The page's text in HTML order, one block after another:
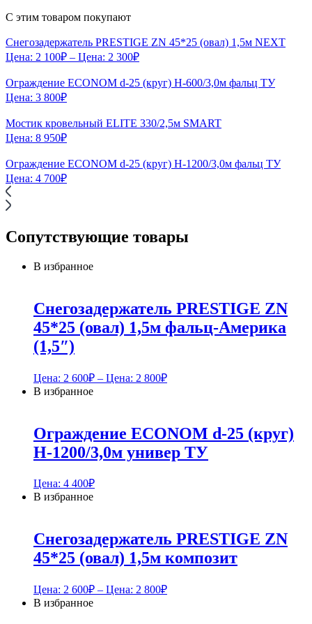
С этим товаром покупают
Снегозадержатель PRESTIGE ZN 45*25 (овал) 1,5м NEXT
Цена: 2 100₽ – Цена: 2 300₽
Ограждение ECONOM d-25 (круг) H-600/3,0м фальц ТУ
Цена: 3 800₽
Мостик кровельный ELITE 330/2,5м SMART
Цена: 8 950₽
Ограждение ECONOM d-25 (круг) H-1200/3,0м фальц ТУ
Цена: 4 700₽
Сопутствующие товары
В избранное
Снегозадержатель PRESTIGE ZN
45*25 (овал) 1,5м фальц-Америка
(1,5″)
Цена: 2 600₽ – Цена: 2 800₽
В избранное
Ограждение ECONOM d-25 (круг)
H-1200/3,0м универ ТУ
Цена: 4 400₽
В избранное
Снегозадержатель PRESTIGE ZN
45*25 (овал) 1,5м композит
Цена: 2 600₽ – Цена: 2 800₽
В избранное